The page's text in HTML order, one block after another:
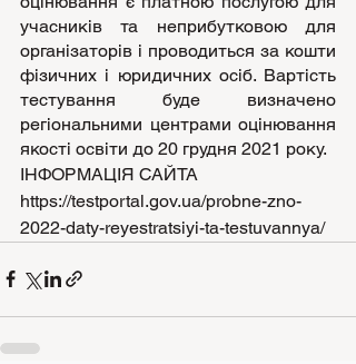
учасників та неприбутковою для
організаторів і проводиться за кошти
фізичних і юридичних осіб. Вартість
тестування буде визначено
регіональними центрами оцінювання
якості освіти до 20 грудня 2021 року.
ІНФОРМАЦІЯ САЙТА
https://testportal.gov.ua/probne-zno-
2022-daty-reyestratsiyi-ta-testuvannya/